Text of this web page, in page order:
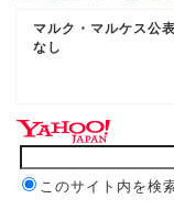
マルク・マルケス公
なし
このサイト内を検